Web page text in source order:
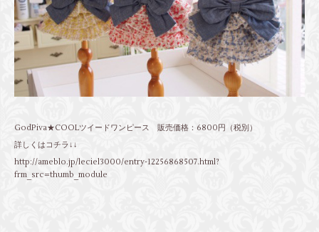
GodPiva★COOLツイードワンピース 販売価格：6800円（税別）
詳しくはコチラ↓↓
http://ameblo.jp/leciel3000/entry-12256868507.html?
frm_src=thumb_module